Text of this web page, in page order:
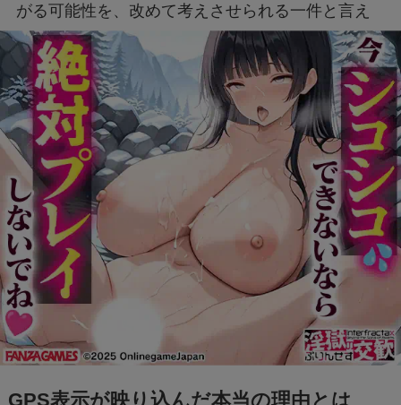
がる可能性を、改めて考えさせられる一件と言え
るでしょう。
GPS表示が映り込んだ本当の理由とは